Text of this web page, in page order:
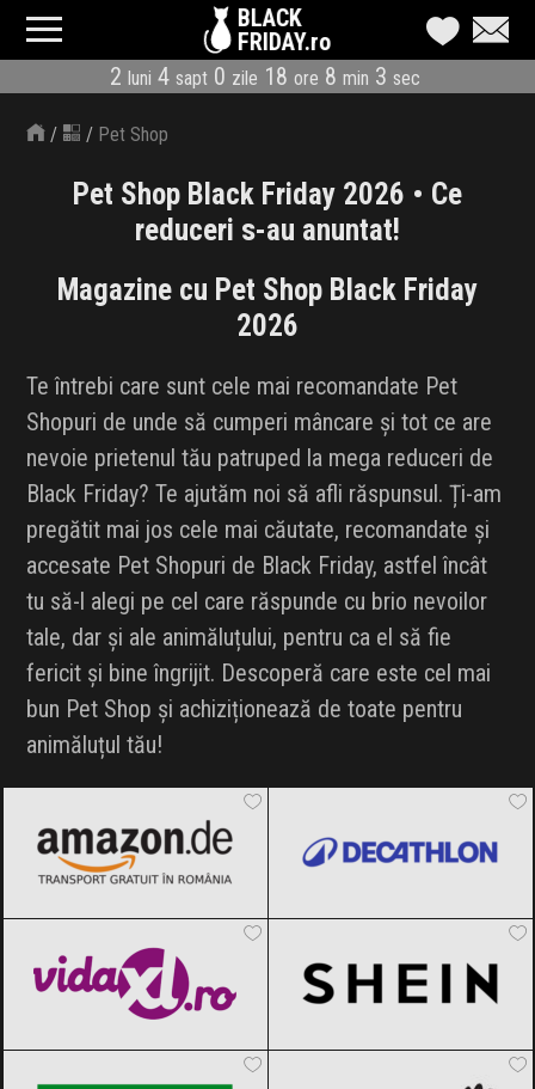
BLACK
FRIDAY.ro
2 luni 4 sapt 0 zile 18 ore 8 min 3 sec
CATEGORII
MAGAZINE
ÎNSCRIE MAGAZIN
CODURI REDUCERE
CÂND E BLACK FRIDAY
ABONARE NEWSLETTER
INFLUENCER SQUAD
BRANDURI
IDEI DE CADOURI
ȘTIRI
/ / Pet Shop
Pet Shop Black Friday 2026 • Ce
reduceri s-au anuntat!
Magazine cu Pet Shop Black Friday
2026
Te întrebi care sunt cele mai recomandate Pet
Shopuri de unde să cumperi mâncare și tot ce are
nevoie prietenul tău patruped la mega reduceri de
Black Friday? Te ajutăm noi să afli răspunsul. Ți-am
pregătit mai jos cele mai căutate, recomandate și
accesate Pet Shopuri de Black Friday, astfel încât
tu să-l alegi pe cel care răspunde cu brio nevoilor
tale, dar și ale animăluțului, pentru ca el să fie
fericit și bine îngrijit. Descoperă care este cel mai
bun Pet Shop și achiziționează de toate pentru
animăluțul tău!